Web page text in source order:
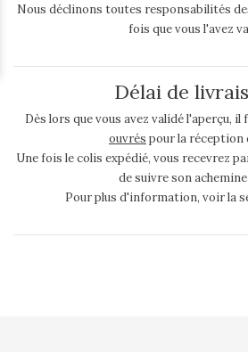
Nous déclinons toutes responsabilités
fois que vous l'avez
Délai de
Dès lors que vous avez validé l'aperçu,
ouvrés pour la réception
Une fois le colis expédié, vous recevrez
de suivre son
Pour plus d'information, voir la